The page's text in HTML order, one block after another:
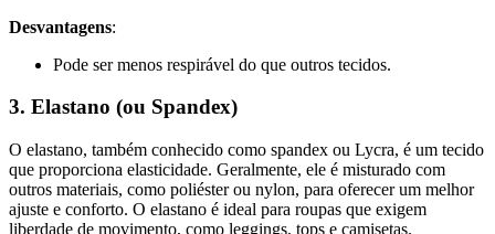
Desvantagens:
Pode ser menos respirável do que outros tecidos.
3. Elastano (ou Spandex)
O elastano, também conhecido como spandex ou Lycra, é um tecido
que proporciona elasticidade. Geralmente, ele é misturado com
outros materiais, como poliéster ou nylon, para oferecer um melhor
ajuste e conforto. O elastano é ideal para roupas que exigem
liberdade de movimento, como leggings, tops e camisetas.